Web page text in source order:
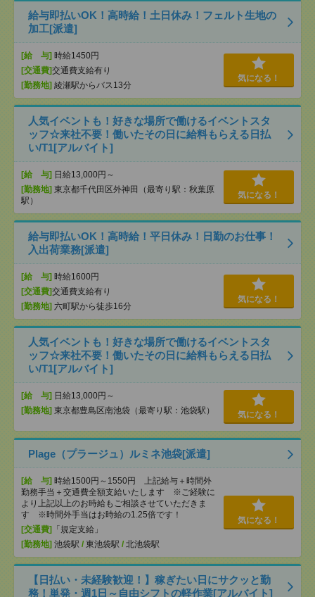
給与即払いOK！高時給！土日休み！フェルト生地の
加工[派遣]
[給 与] 時給1450円
[交通費]交通費支給有り
[勤務地] 綾瀬駅からバス13分
気になる！
人気イベントも！好きな場所で働けるイベントスタ
ッフ☆来社不要！働いたその日に給料もらえる日払
い/T1[アルバイト]
[給 与] 日給13,000円～
[勤務地] 東京都千代田区外神田（最寄り駅：秋葉原
駅）
気になる！
給与即払いOK！高時給！平日休み！日勤のお仕事！
入出荷業務[派遣]
[給 与] 時給1600円
[交通費]交通費支給有り
[勤務地] 六町駅から徒歩16分
気になる！
人気イベントも！好きな場所で働けるイベントスタ
ッフ☆来社不要！働いたその日に給料もらえる日払
い/T1[アルバイト]
[給 与] 日給13,000円～
[勤務地] 東京都豊島区南池袋（最寄り駅：池袋駅） 気になる！
Plage（プラージュ）ルミネ池袋[派遣]
[給 与] 時給1500円～1550円 上記給与＋時間外
勤務手当＋交通費全額支給いたします ※ご経験に
より上記以上のお時給もご相談させていただきま
す ※時間外手当はお時給の1.25倍です！
[交通費]
「規定支給」
[勤務地] 池袋駅 / 東池袋駅 / 北池袋駅
気になる！
【日払い・未経験歓迎！】稼ぎたい日にサクッと勤
務！単発・週1日～自由シフトの軽作業[アルバイト]